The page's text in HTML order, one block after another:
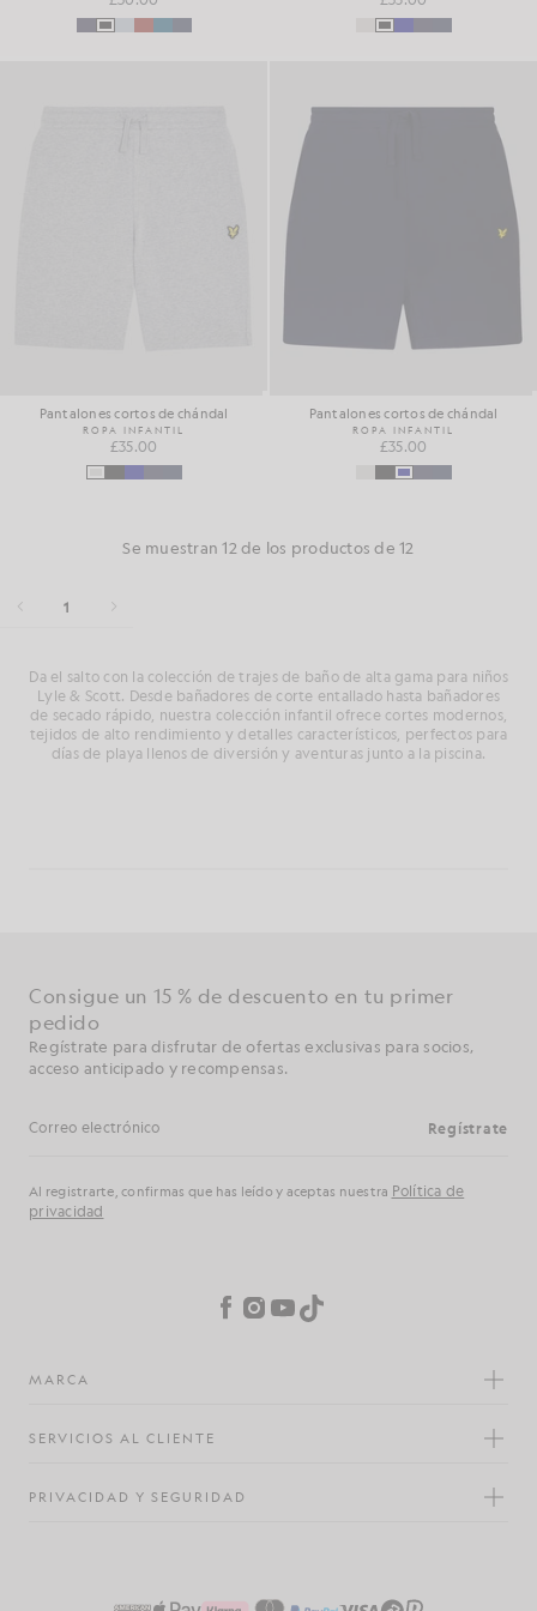
Pantalones cortos de chándal
ROPA INFANTIL
£35.00
Pantalones cortos de chándal
ROPA INFANTIL
£35.00
Se muestran 12 de los productos de 12
1
Da el salto con la colección de trajes de baño de alta gama para niños
Lyle & Scott. Desde bañadores de corte entallado hasta bañadores
de secado rápido, nuestra colección infantil ofrece cortes modernos,
tejidos de alto rendimiento y detalles característicos, perfectos para
días de playa llenos de diversión y aventuras junto a la piscina.
Consigue un 15 % de descuento en tu primer
pedido
Regístrate para disfrutar de ofertas exclusivas para socios,
acceso anticipado y recompensas.
Dirección de correo electrónico Regístrate
Al registrarte, confirmas que has leído y aceptas nuestra Política de
privacidad
Facebook
Instagram
YouTube
TikTok
MARCA
SERVICIOS AL CLIENTE
PRIVACIDAD Y SEGURIDAD